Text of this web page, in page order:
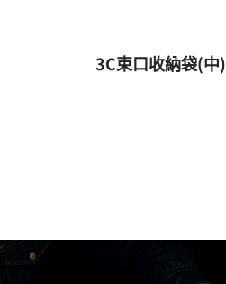
3C束口收納袋(中)